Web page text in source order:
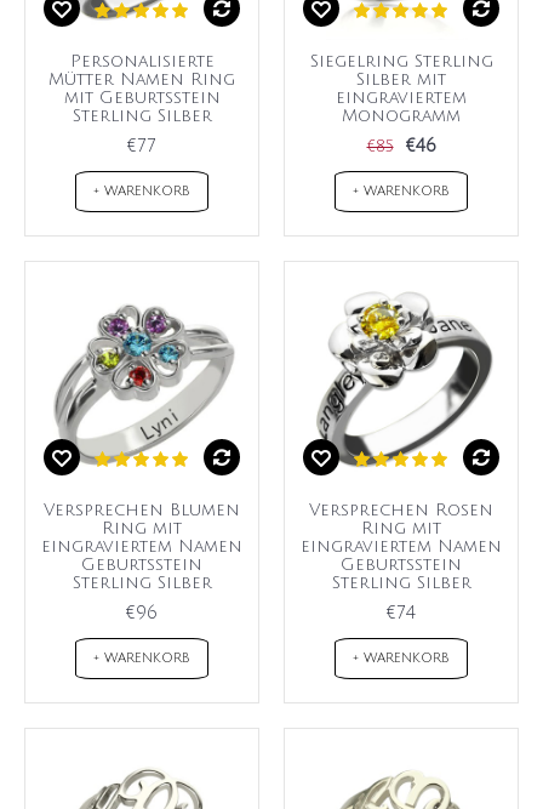
Personalisierte
Mütter Namen Ring
mit Geburtsstein
Sterling Silber
€77
+ WARENKORB
Siegelring Sterling
Silber mit
eingraviertem
Monogramm
€85 €46
+ WARENKORB
Versprechen Blumen
Ring mit
eingraviertem Namen
Geburtsstein
Sterling Silber
€96
+ WARENKORB
Versprechen Rosen
Ring mit
eingraviertem Namen
Geburtsstein
Sterling Silber
€74
+ WARENKORB